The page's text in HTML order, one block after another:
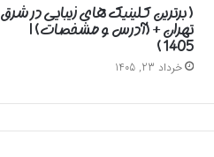
( برترین کلینیک های زیبایی در شرق
تهران + (آدرس و مشخصات) |
1405 )
خرداد 23, 1405